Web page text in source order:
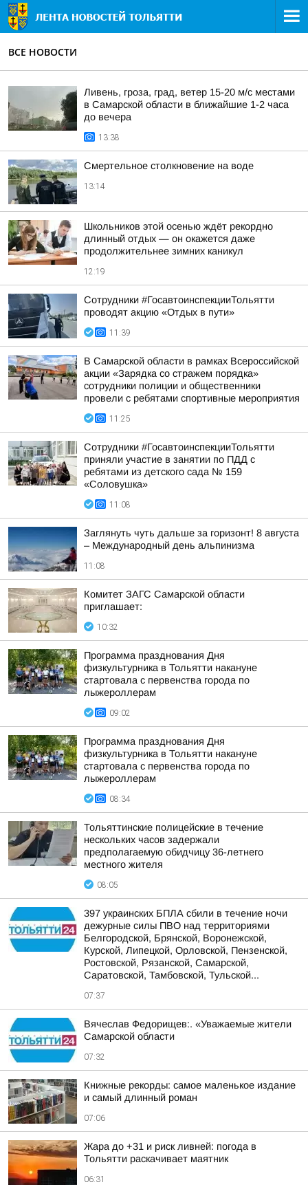
ВСЕ НОВОСТИ
Ливень, гроза, град, ветер 15-20 м/с местами
в Самарской области в ближайшие 1-2 часа
до вечера
13:38
Смертельное столкновение на воде
13:14
Школьников этой осенью ждёт рекордно
длинный отдых — он окажется даже
продолжительнее зимних каникул
12:19
Сотрудники #ГосавтоинспекцииТольятти
проводят акцию «Отдых в пути»
11:39
В Самарской области в рамках Всероссийской
акции «Зарядка со стражем порядка»
сотрудники полиции и общественники
провели с ребятами спортивные мероприятия
11:25
Сотрудники #ГосавтоинспекцииТольятти
приняли участие в занятии по ПДД с
ребятами из детского сада № 159
«Соловушка»
11:08
Заглянуть чуть дальше за горизонт! 8 августа
– Международный день альпинизма
11:08
Комитет ЗАГС Самарской области
приглашает:
10:32
Программа празднования Дня
физкультурника в Тольятти накануне
стартовала с первенства города по
лыжероллерам
09:02
Программа празднования Дня
физкультурника в Тольятти накануне
стартовала с первенства города по
лыжероллерам
08:34
Тольяттинские полицейские в течение
нескольких часов задержали
предполагаемую обидчицу 36-летнего
местного жителя
08:05
397 украинских БПЛА сбили в течение ночи
дежурные силы ПВО над территориями
Белгородской, Брянской, Воронежской,
Курской, Липецкой, Орловской, Пензенской,
Ростовской, Рязанской, Самарской,
Саратовской, Тамбовской, Тульской...
07:37
Вячеслав Федорищев:. «Уважаемые жители
Самарской области
07:32
Книжные рекорды: самое маленькое издание
и самый длинный роман
07:06
Жара до +31 и риск ливней: погода в
Тольятти раскачивает маятник
06:31